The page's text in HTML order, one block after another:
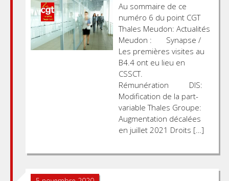
Au sommaire de ce
numéro 6 du point CGT
Thales Meudon: Actualités
Meudon : Synapse /
Les premières visites au
B4.4 ont eu lieu en
CSSCT.
Rémunération DIS:
Modification de la part-
variable Thales Groupe:
Augmentation décalées
en juillet 2021 Droits […]